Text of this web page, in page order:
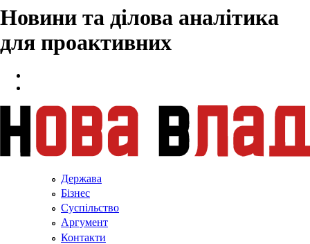
Новини та ділова аналітика
для проактивних
Держава
Бізнес
Суспільство
Аргумент
Контакти